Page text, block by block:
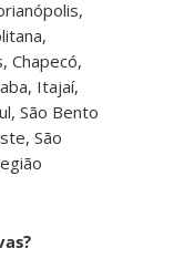
Chapecó,
Itajaí,
São Bento
São